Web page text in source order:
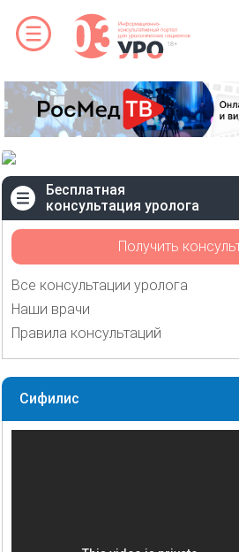
Бесплатная
консультация уролога
Получить
Все консультации уролога
Наши врачи
Правила консультаций
Сифилис